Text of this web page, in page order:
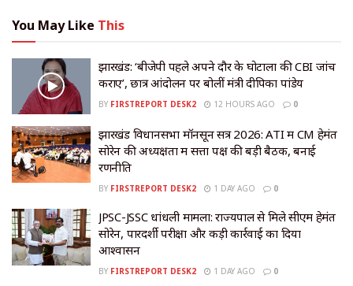
You May Like This
झारखंड: ‘बीजेपी पहले अपने दौर के घोटालों की CBI जांच
कराए’, छात्र आंदोलन पर बोलीं मंत्री दीपिका पांडेय
BY FIRSTREPORT DESK2 12 HOURS AGO 0
झारखंड विधानसभा मॉनसून सत्र 2026: ATI में CM हेमंत
सोरेन की अध्यक्षता में सत्ता पक्ष की बड़ी बैठक, बनाई
रणनीति
BY FIRSTREPORT DESK2 1 DAY AGO 0
JPSC-JSSC धांधली मामला: राज्यपाल से मिले सीएम हेमंत
सोरेन, पारदर्शी परीक्षा और कड़ी कार्रवाई का दिया
आश्वासन
BY FIRSTREPORT DESK2 1 DAY AGO 0